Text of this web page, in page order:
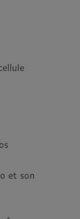
et son